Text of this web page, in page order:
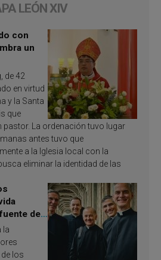
LEÓN XIV
con
un
de 42
en virtud
y la Santa
que
pastor. La ordenación tuvo lugar
antes tuvo que
a la Iglesia local con la
eliminar la identidad de las
de
la
los